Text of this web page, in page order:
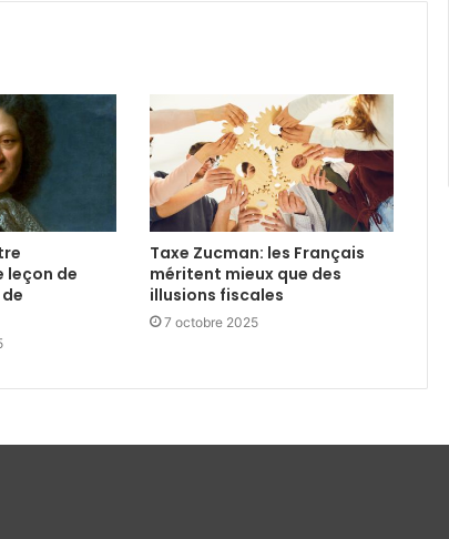
leçon de
Taxe Zucman: les Français
méritent mieux que des
illusions fiscales
7 octobre 2025